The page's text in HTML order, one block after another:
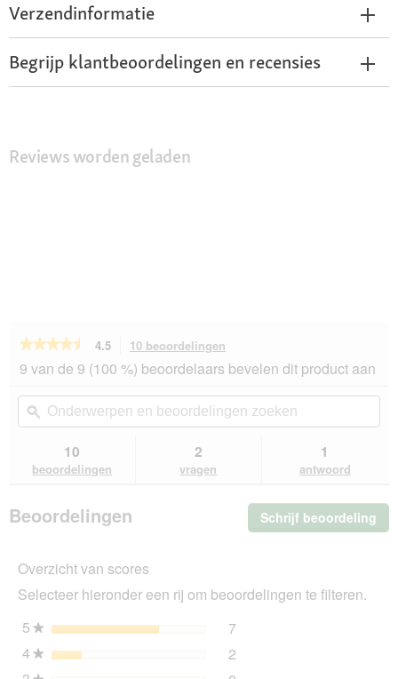
Verzendinformatie
Begrijp klantbeoordelingen en recensies
Reviews worden geladen
★★★★★
★★★★★
van
sterren.
lezen
Sheba
Collection
met
erwten
22x85
4.5 10 beoordelingen
deze
actie
navigeert
u
naar
9 van de 9 (100 %) beoordelaars bevelen dit product aan
Onderwerpen
en
beoordelingen
ϙ
10
beoordelingen
2
vragen
1
antwoord
Beoordelingen Schrijf beoordeling
Met
Overzicht van scores
Selecteer hieronder een rij om beoordelingen te filteren.
5★ sterren 7
4★ sterren 2